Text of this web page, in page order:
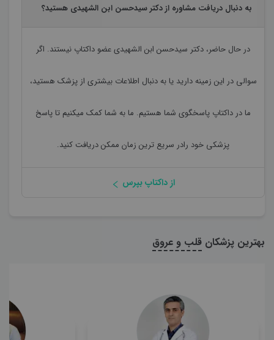
به دنبال دریافت مشاوره از دکتر سیدحسن ابن الشهیدی هستید؟
در حال حاضر، دکتر سیدحسن ابن الشهیدیعضو داکتاپ نیستند. اگر
سوالی در این زمینه دارید یا به دنبال اطلاعات بیشتری از پزشک هستید،
ما در داکتاپ پاسخگوی شما هستیم. ما به شما کمک میکنیم تا پاسخ
پزشکی خود رادر سریع ترین زمان ممکن دریافت کنید.
از داکتاپ بپرس
بهترین پزشکان قلب و عروق